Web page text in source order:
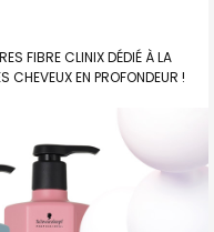
FIBRE CLINIX DÉDIÉ À LA
CHEVEUX EN PROFONDEUR !